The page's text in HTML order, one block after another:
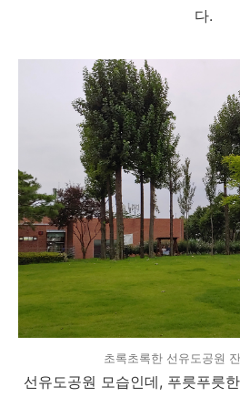
다.
초록초록한 선유도공원
선유도공원 모습인데, 푸릇푸릇